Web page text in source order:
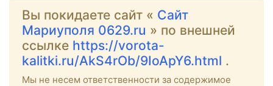
Вы покидаете сайт « Сайт
Мариуполя 0629.ru » по внешней
ссылке https://vorota-
kalitki.ru/AkS4rOb/9IoApY6.html .
Мы не несем ответственности за содержимое